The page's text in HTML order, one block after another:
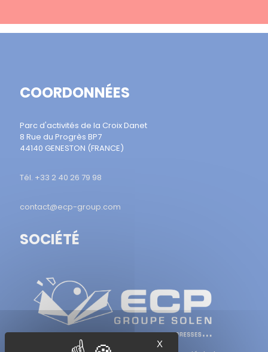
COORDONNÉES
Parc d'activités de la Croix Danet
8 Rue du Progrès BP7
44140 GENESTON (FRANCE)
Tél. +33 2 40 26 79 98
contact@ecp-group.com
SOCIÉTÉ
X